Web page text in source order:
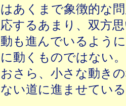
はあくまで象徴的な
応するあまり、双方
動も進んでいるよう
に動くものではない
おさら、小さな動き
ない道に進ませてい